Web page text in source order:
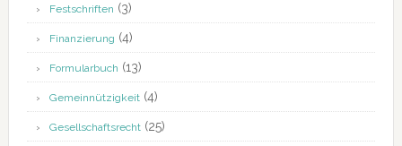
Festschriften (3)
Finanzierung (4)
Formularbuch (13)
Gemeinnützigkeit(4)
Gesellschaftsrecht(25)